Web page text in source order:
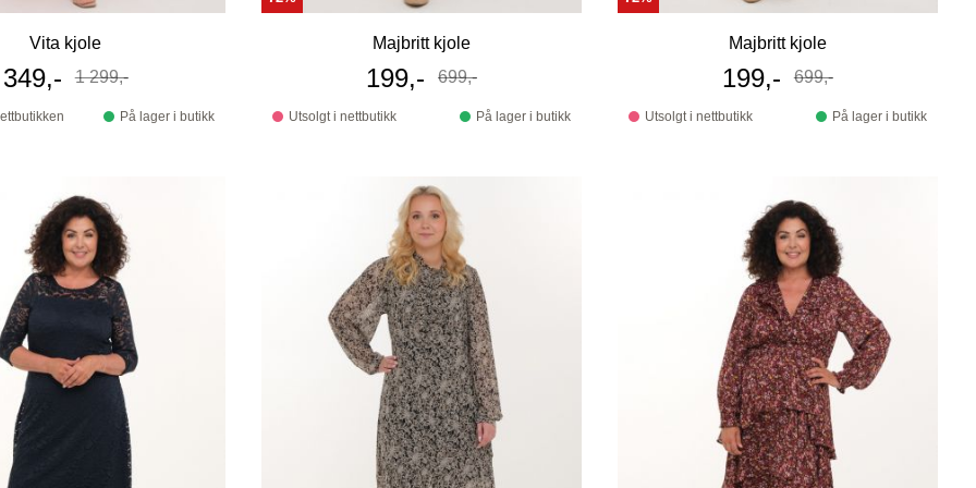
Vita kjole
Tilbudspris
349,- Før
1 299,-
På lager i butikk
Majbritt kjole
Tilbudspris
199,- Før
699,-
Utsolgt i nettbutikk På lager i butikk
Majbritt kjole
Tilbudspris
199,- Før
699,-
Utsolgt i nettbutikk På lager i butikk